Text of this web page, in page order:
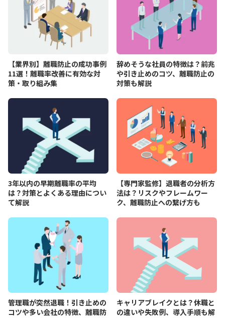
【業界別】離職防止の成功事例
11選！離職率改善に有効な対
策・取り組み集
辞めそうな社員の特徴は？前兆
や引き止めのコツ、離職防止の
対策も解説
3年以内の早期離職率の平均
は？対策とよくある理由につい
て解説
【専門家監修】退職者の分析方
法は？リスクやフレームワー
ク、離職防止への繋げ方も
管理職が突然退職！引き止めの
コツや多い会社の特徴、離職防
キャリアブレイクとは？休職と
の違いや失敗例、導入手順も解